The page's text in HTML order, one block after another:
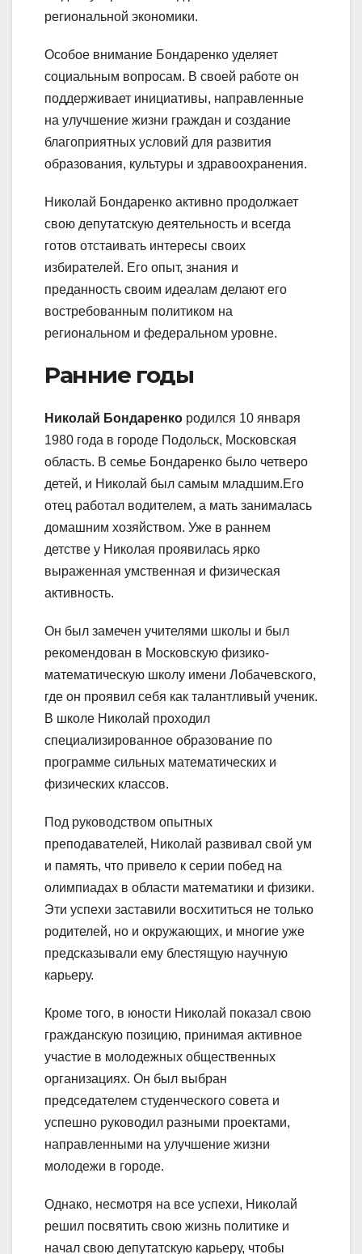
региональной экономики.
Особое внимание Бондаренко уделяет
социальным вопросам. В своей работе он
поддерживает инициативы, направленные
на улучшение жизни граждан и создание
благоприятных условий для развития
образования, культуры и здравоохранения.
Николай Бондаренко активно продолжает
свою депутатскую деятельность и всегда
готов отстаивать интересы своих
избирателей. Его опыт, знания и
преданность своим идеалам делают его
востребованным политиком на
региональном и федеральном уровне.
Ранние годы
Николай Бондаренко родился 10 января
1980 года в городе Подольск, Московская
область. В семье Бондаренко было четверо
детей, и Николай был самым младшим.Его
отец работал водителем, а мать занималась
домашним хозяйством. Уже в раннем
детстве у Николая проявилась ярко
выраженная умственная и физическая
активность.
Он был замечен учителями школы и был
рекомендован в Московскую физико-
математическую школу имени Лобачевского,
где он проявил себя как талантливый ученик.
В школе Николай проходил
специализированное образование по
программе сильных математических и
физических классов.
Под руководством опытных
преподавателей, Николай развивал свой ум
и память, что привело к серии побед на
олимпиадах в области математики и физики.
Эти успехи заставили восхититься не только
родителей, но и окружающих, и многие уже
предсказывали ему блестящую научную
карьеру.
Кроме того, в юности Николай показал свою
гражданскую позицию, принимая активное
участие в молодежных общественных
организациях. Он был выбран
председателем студенческого совета и
успешно руководил разными проектами,
направленными на улучшение жизни
молодежи в городе.
Однако, несмотря на все успехи, Николай
решил посвятить свою жизнь политике и
начал свою депутатскую карьеру, чтобы